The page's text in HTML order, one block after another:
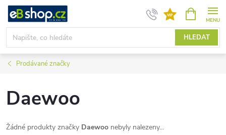
Přejít
obsah
HLEDAT
NÁKUPNÍ
KOŠÍK
Prodávané značky
Daewoo
Žádné produkty značky Daewoo nebyly nalezeny...